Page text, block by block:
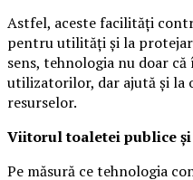
Astfel, aceste facilități
pentru utilități și la
sens, tehnologia nu doar
utilizatorilor, dar ajută și la
resurselor.
Viitorul toaletei publice
Pe măsură ce tehnologia